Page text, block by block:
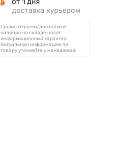
доставка курьером
Сроки отгрузки/доставки и
наличие на складе носят
информационный характер.
Актуальную информацию по
товару уточняйте у менеджера!